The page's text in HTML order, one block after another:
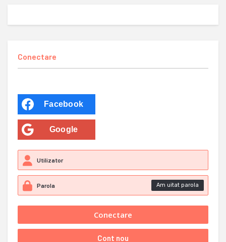
Conectare
Facebook
Google
Am uitat parola